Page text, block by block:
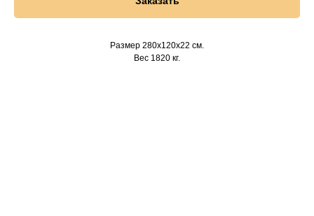
Размер 280х120х22 см.
Вес 1820 кг.